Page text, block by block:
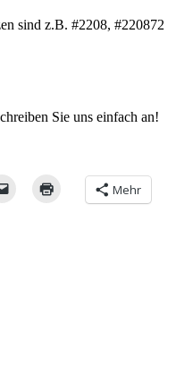
sind z.B. #2208, #220872
Sie uns einfach an!
Mehr